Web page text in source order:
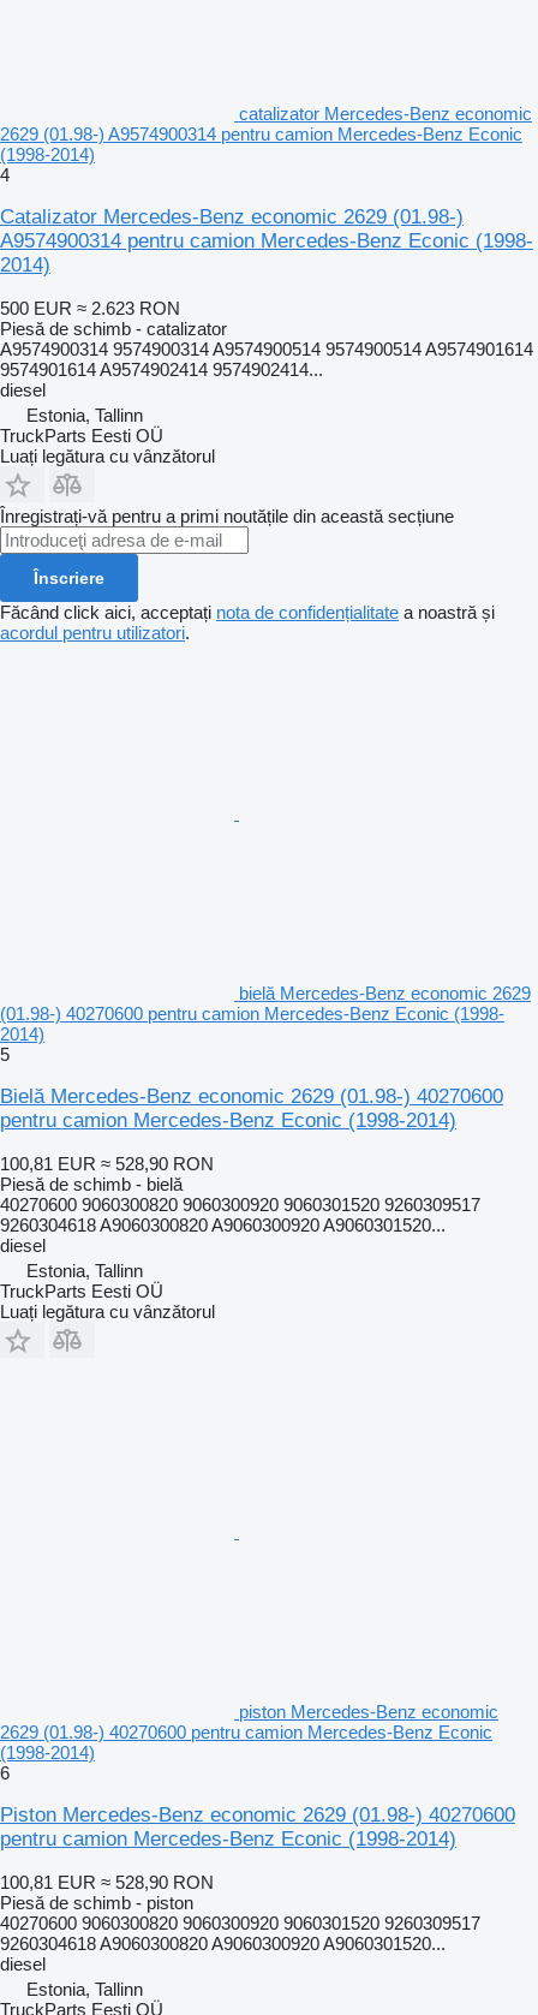
catalizator Mercedes-Benz economic
2629 (01.98-) A9574900314 pentru camion Mercedes-Benz Econic
(1998-2014)
4
Catalizator Mercedes-Benz economic 2629 (01.98-)
A9574900314 pentru camion Mercedes-Benz Econic (1998-
2014)
500 EUR ≈ 2.623 RON
Piesă de schimb - catalizator
A9574900314 9574900314 A9574900514 9574900514 A9574901614
9574901614 A9574902414 9574902414...
diesel
Estonia, Tallinn
TruckParts Eesti OÜ
Luați legătura cu vânzătorul
Înregistrați-vă pentru a primi noutățile din această secțiune
Înscriere
Făcând click aici, acceptați nota de confidențialitate a noastră și
acordul pentru utilizatori.
bielă Mercedes-Benz economic 2629
(01.98-) 40270600 pentru camion Mercedes-Benz Econic (1998-
2014)
5
Bielă Mercedes-Benz economic 2629 (01.98-) 40270600
pentru camion Mercedes-Benz Econic (1998-2014)
100,81 EUR ≈ 528,90 RON
Piesă de schimb - bielă
40270600 9060300820 9060300920 9060301520 9260309517
9260304618 A9060300820 A9060300920 A9060301520...
diesel
Estonia, Tallinn
TruckParts Eesti OÜ
Luați legătura cu vânzătorul
piston Mercedes-Benz economic
2629 (01.98-) 40270600 pentru camion Mercedes-Benz Econic
(1998-2014)
6
Piston Mercedes-Benz economic 2629 (01.98-) 40270600
pentru camion Mercedes-Benz Econic (1998-2014)
100,81 EUR ≈ 528,90 RON
Piesă de schimb - piston
40270600 9060300820 9060300920 9060301520 9260309517
9260304618 A9060300820 A9060300920 A9060301520...
diesel
Estonia, Tallinn
TruckParts Eesti OÜ